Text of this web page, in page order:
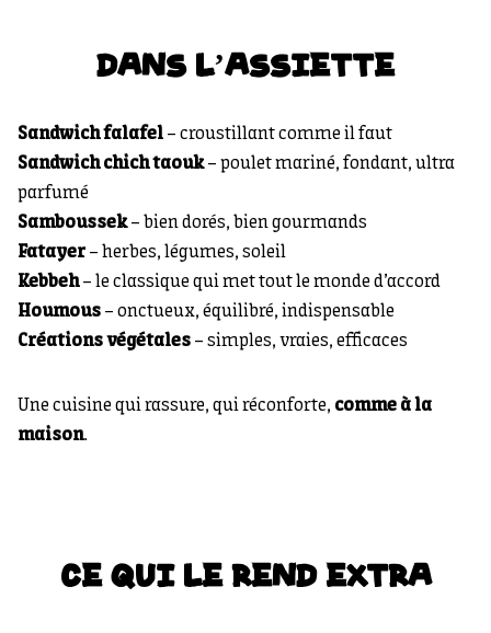
DANS L’ASSIETTE
Sandwich falafel – croustillant comme il faut
Sandwich chich taouk– poulet mariné, fondant, ultra
parfumé
Samboussek– bien dorés, bien gourmands
Fatayer– herbes, légumes, soleil
Kebbeh– le classique qui met tout le monde d’accord
Houmous – onctueux, équilibré, indispensable
Créations végétales – simples, vraies, efficaces
Une cuisine qui rassure, qui réconforte, comme à la
maison.
CE QUI LE REND EXTRA